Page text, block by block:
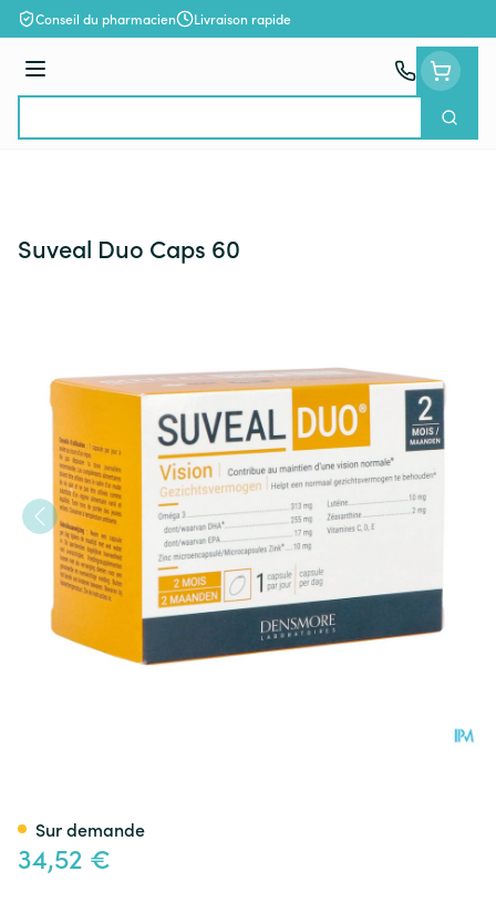
Aller au contenu
Conseil du pharmacien Livraison rapide
Menu
Suveal Duo Caps 60
34,52 €
Sur demande